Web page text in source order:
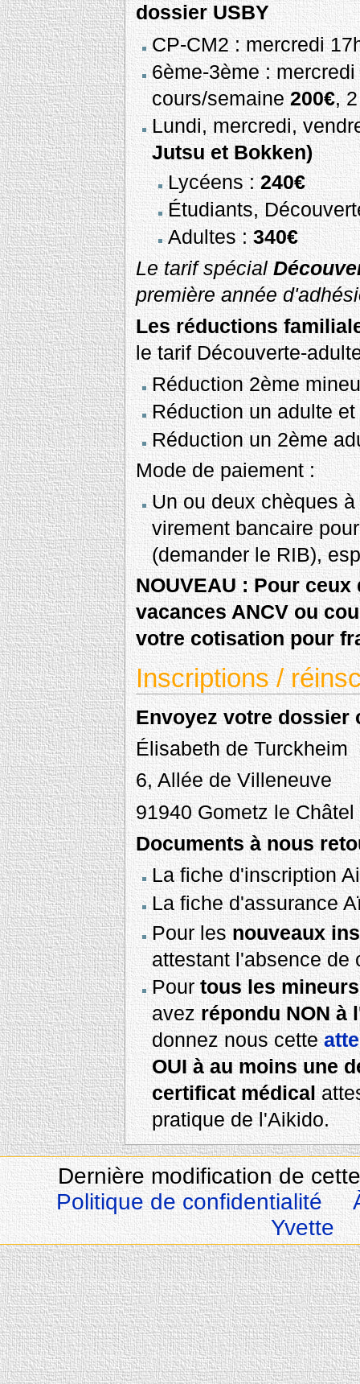
dossier USBY
CP-CM2 : mercredi
6ème-3ème :
cours/semaine 200€,
Lundi, mercredi,
Jutsu et Bokken)
Lycéens :240€
Étudiants,
Adultes :340€
Le tarif spécial
première année
Les réductions
le tarif Découverte-
Réduction 2ème
Réduction un adulte
Réduction un 2ème
Mode de paiement :
Un ou deux chèques
virement bancaire
(demander le RIB),
NOUVEAU : Pour
vacances ANCV ou
votre cotisation pour
Inscriptions /
Envoyez votre dossier
Élisabeth de Turckheim
6, Allée de Villeneuve
91940 Gometz le Châtel
Documents à nous
La fiche d'inscription
La fiche d'assurance
Pour lesnouveaux
attestant l'absence de
Pourtous les mineurs
avezrépondu NON à
donnez nous cette
OUI à au moins une
certificat médical
pratique de l'Aikido.
Dernière modification de
Politique de confidentialité
Yvette